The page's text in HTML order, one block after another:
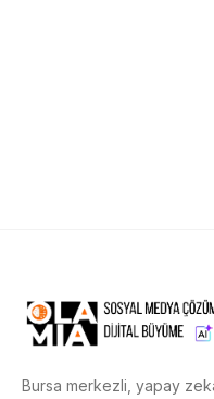
Bursa merkezli, yapay